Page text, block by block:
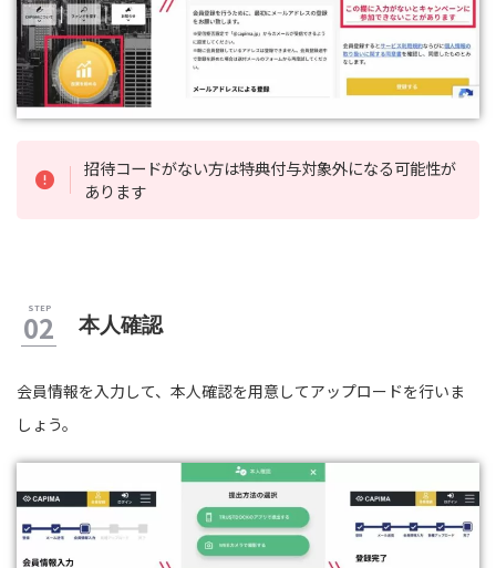
招待コードがない方は特典付与対象外になる可能性が
あります
本人確認
会員情報を入力して、本人確認を用意してアップロードを行いま
しょう。